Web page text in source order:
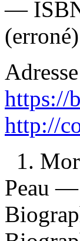
—
https://
http://
1.
Peau